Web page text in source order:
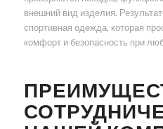
внешний вид изделия.
спортивная одежда, которая
комфорт и безопасность при